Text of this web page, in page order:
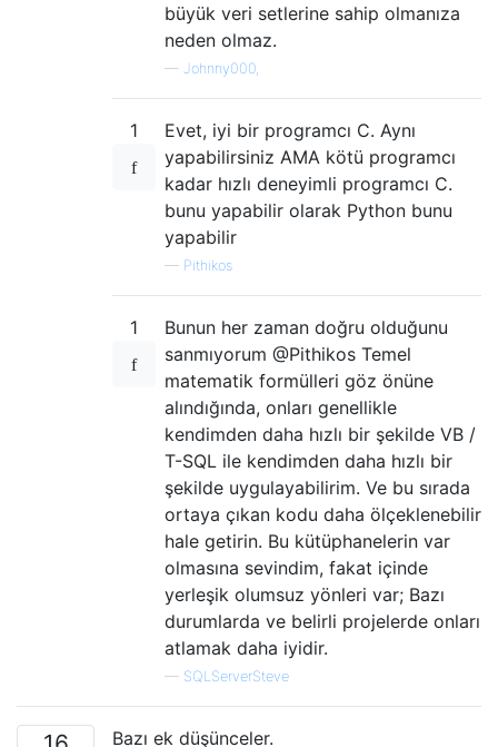
büyük veri setlerine sahip olmanıza
neden olmaz.
— Johnny000,
1
Evet, iyi bir programcı C. Aynı
yapabilirsiniz AMA kötü programcı
kadar hızlı deneyimli programcı C.
bunu yapabilir olarak Python bunu
yapabilir
— Pithikos
1
Bunun her zaman doğru olduğunu
sanmıyorum @Pithikos Temel
matematik formülleri göz önüne
alındığında, onları genellikle
kendimden daha hızlı bir şekilde VB /
T-SQL ile kendimden daha hızlı bir
şekilde uygulayabilirim. Ve bu sırada
ortaya çıkan kodu daha ölçeklenebilir
hale getirin. Bu kütüphanelerin var
olmasına sevindim, fakat içinde
yerleşik olumsuz yönleri var; Bazı
durumlarda ve belirli projelerde onları
atlamak daha iyidir.
— SQLServerSteve
Bazı ek düşünceler.